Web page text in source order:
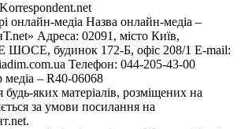
онлайн-медіа Назва онлайн-медіа –
Адреса: 02091, місто Київ,
будинок 172-Б, офіс 208/1 E-mail:
Телефон: 044-205-43-00
медіа – R40-06068
яких матеріалів, розміщених на
за умови посилання на